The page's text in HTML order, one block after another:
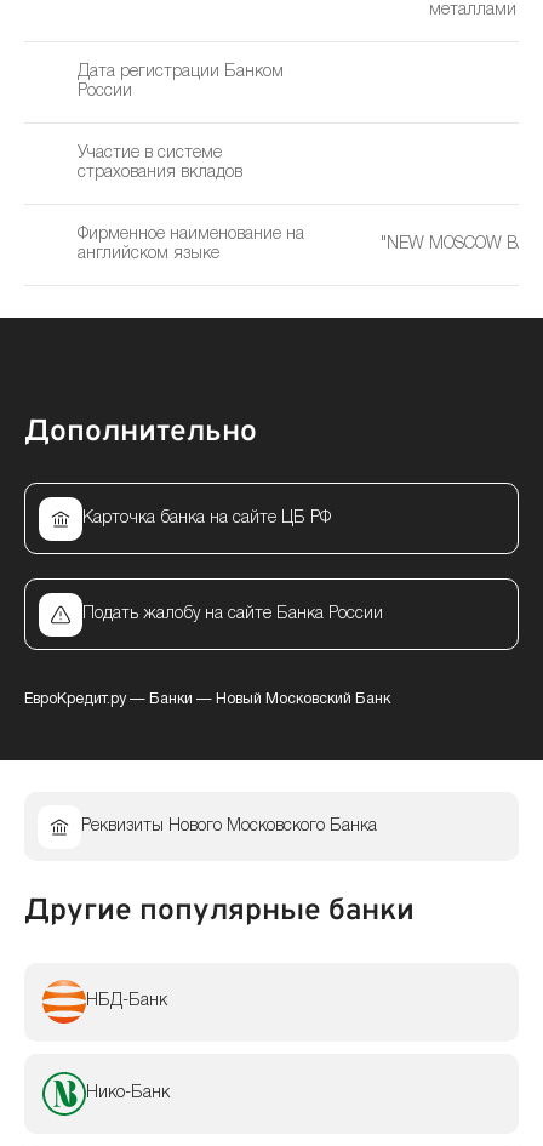
металлами
Дата регистрации Банком
России
Участие в системе
страхования вкладов
Фирменное наименование на
английском языке
"NEW MOSCOW
Дополнительно
Карточка банка на сайте ЦБ РФ
Подать жалобу на сайте Банка России
ЕвроКредит.ру— Банки — Новый Московский Банк
Реквизиты Нового Московского Банка
Другие популярные банки
НБД-Банк
Нико-Банк